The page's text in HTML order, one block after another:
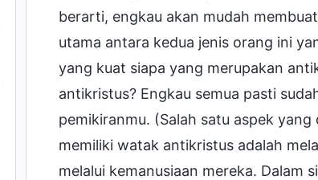
berarti, engkau akan mudah
utama antara kedua jenis orang ini
yang kuat siapa yang merupakan
antikristus? Engkau semua pasti
pemikiranmu. (Salah satu aspek
memiliki watak antikristus adalah
melalui kemanusiaan mereka. Dalam